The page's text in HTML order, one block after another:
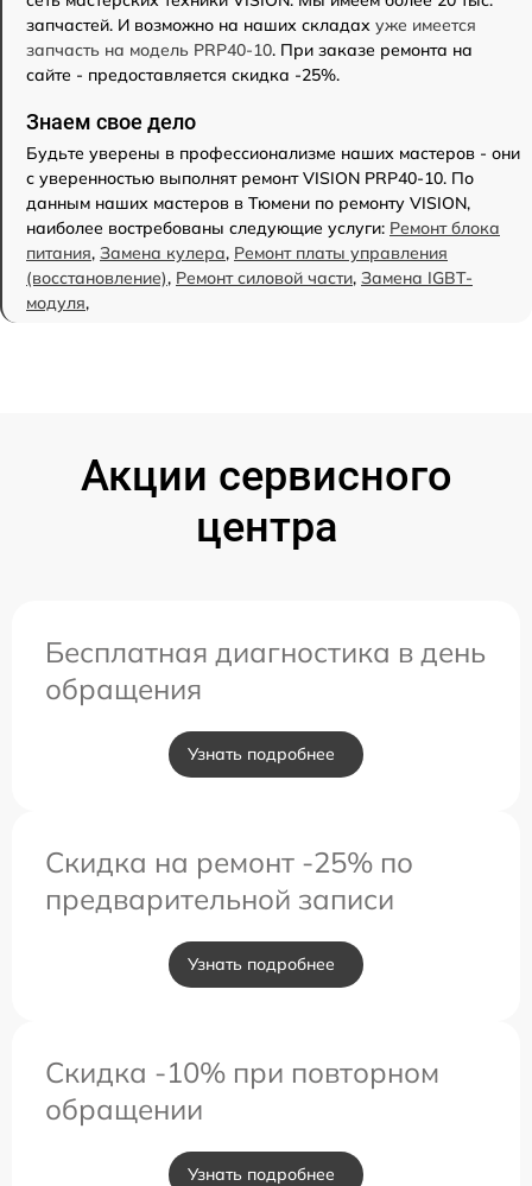
запчастей. И возможно на наших складах уже имеется
запчасть на модель PRP40-10. При заказе ремонта на
сайте - предоставляется скидка -25%.
Знаем свое дело
Будьте уверены в профессионализме наших мастеров - они
с уверенностью выполнят ремонт VISION PRP40-10. По
данным наших мастеров в Тюмени по ремонту VISION,
наиболее востребованы следующие услуги: Ремонт блока
питания, Замена кулера, Ремонт платы управления
(восстановление), Ремонт силовой части, Замена IGBT-
модуля,
Акции сервисного
центра
Бесплатная диагностика в день
обращения
Узнать подробнее
Скидка на ремонт -25% по
предварительной записи
Узнать подробнее
Скидка -10% при повторном
обращении
Узнать подробнее